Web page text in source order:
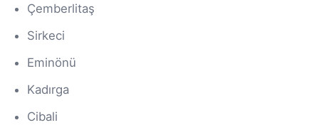
Çemberlitaş
Sirkeci
Eminönü
Kadırga
Cibali